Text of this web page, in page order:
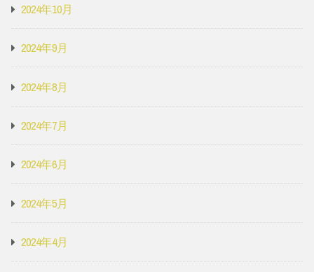
2024年10月
2024年9月
2024年8月
2024年7月
2024年6月
2024年5月
2024年4月